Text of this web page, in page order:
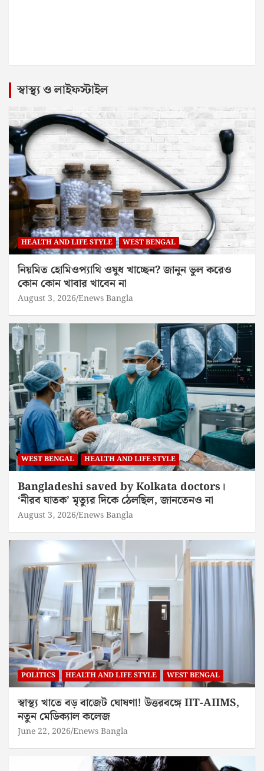
স্বাস্থ্য ও লাইফস্টাইল
HEALTH AND LIFE STYLE WEST BENGAL
নিয়মিত হোমিওপ্যাথি ওষুধ খাচ্ছেন? জানুন ভুল করেও
কোন কোন খাবার খাবেন না
August 3, 2026 Enews Bangla
WEST BENGAL HEALTH AND LIFE STYLE
Bangladeshi saved by Kolkata doctors।
‘নীরব ঘাতক’ মৃত্যুর দিকে ঠেলছিল, জানতেনও না
August 3, 2026 Enews Bangla
POLITICS HEALTH AND LIFE STYLE WEST BENGAL
স্বাস্থ্য খাতে বড় বাজেট ঘোষণা! উত্তরবঙ্গে IIT-AIIMS,
নতুন মেডিক্যাল কলেজ
June 22, 2026 Enews Bangla